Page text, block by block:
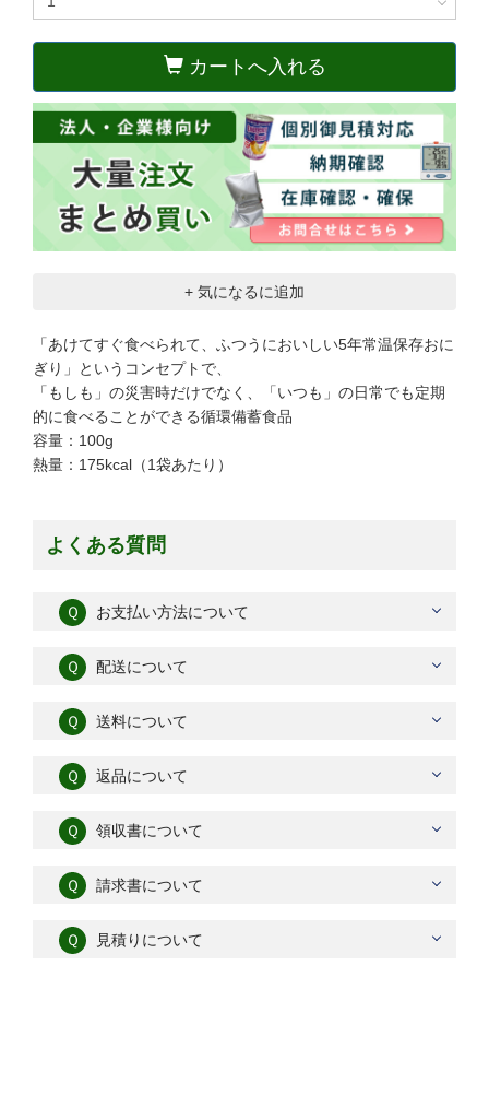
カートへ入れる
+ 気になるに追加
「あけてすぐ食べられて、ふつうにおいしい5年常温保存おに
ぎり」というコンセプトで、
「もしも」の災害時だけでなく、「いつも」の日常でも定期
的に食べることができる循環備蓄食品
容量：100g
熱量：175kcal（1袋あたり）
よくある質問
Ｑ お支払い方法について
Ｑ 配送について
Ｑ 送料について
Ｑ 返品について
Ｑ 領収書について
Ｑ 請求書について
Ｑ 見積りについて